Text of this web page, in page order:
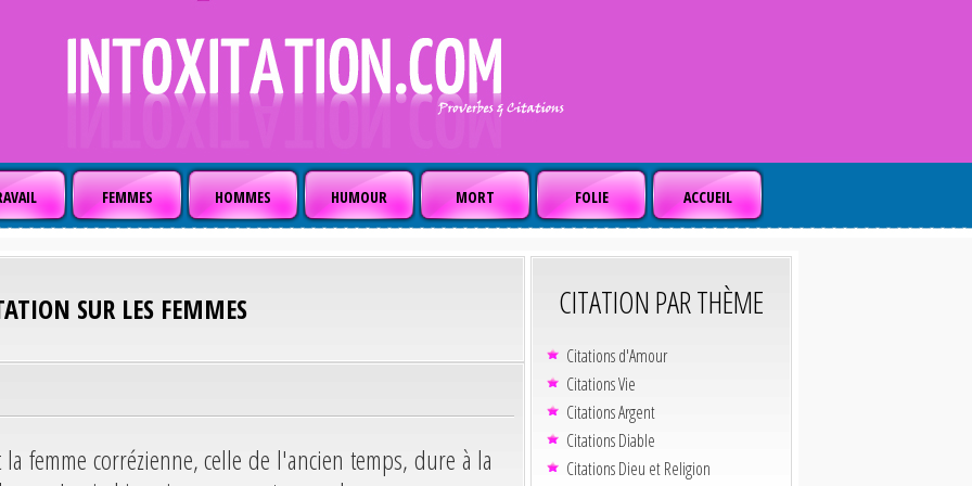
FEMMES HOMMES HUMOUR MORT FOLIE ACCUEIL
SUR LES FEMMES
femme corrézienne, celle de l'ancien temps, dure à la
CITATION PAR THÈME
Citations d'Amour
Citations Vie
Citations Argent
Citations Diable
Citations Dieu et Religion